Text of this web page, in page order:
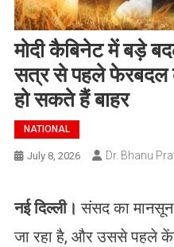
मोदी कैबिनेट में बड़े
सत्र से पहले फेरबदल
हो सकते हैं बाहर
NATIONAL
July 8, 2026 Dr. Bhanu
नई दिल्ली। संसद का
जा रहा है, और उससे पहले